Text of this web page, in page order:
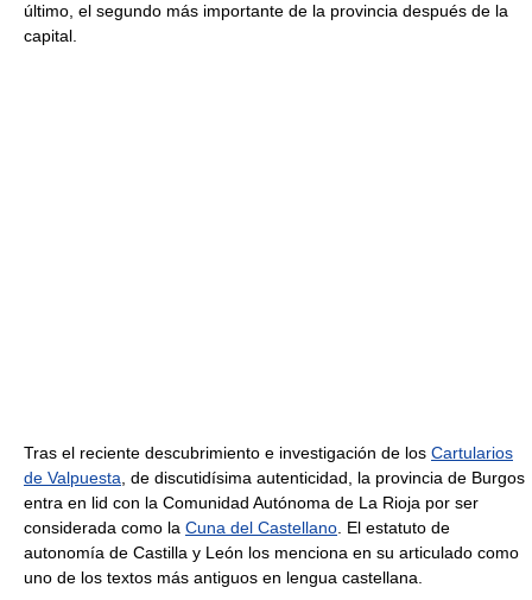
último, el segundo más importante de la provincia después de la
capital.
Tras el reciente descubrimiento e investigación de los Cartularios
de Valpuesta , de discutidísima autenticidad, la provincia de Burgos
entra en lid con la Comunidad Autónoma de La Rioja por ser
considerada como la Cuna del Castellano . El estatuto de
autonomía de Castilla y León los menciona en su articulado como
uno de los textos más antiguos en lengua castellana.